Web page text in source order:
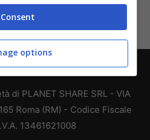
-Privacy Policy-Disclaimer
di PLANET SHARE SRL - VIA
Roma (RM) - Codice Fiscale
13461621008
Consent
options